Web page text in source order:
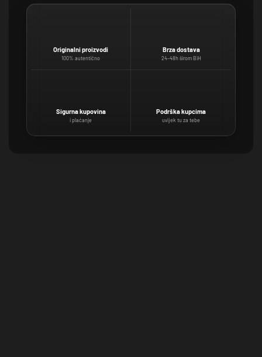
Originalni proizvodi
100% autentično
Brza dostava
24–48h širom BiH
Sigurna kupovina
i plaćanje
Podrška kupcima
uvijek tu za tebe